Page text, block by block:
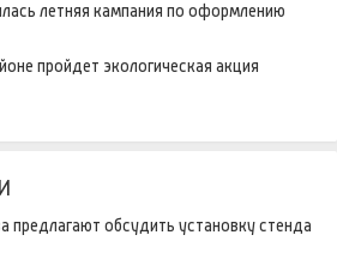
летняя кампания по оформлению
пройдет экологическая акция
предлагают обсудить установку стенда